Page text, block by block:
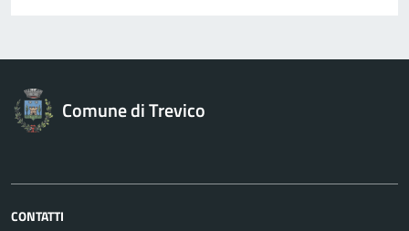
Comune di Trevico
CONTATTI